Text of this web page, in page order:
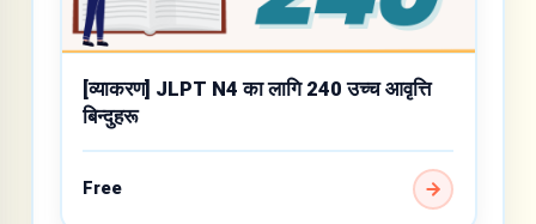
[व्याकरण] JLPT N4 का लागि 240 उच्च आवृत्ति
बिन्दुहरू
Free